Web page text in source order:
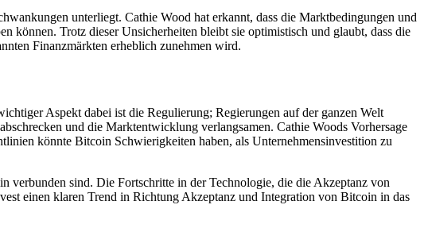
unterliegt. Cathie Wood hat erkannt, dass die Marktbedingungen und
können. Trotz dieser Unsicherheiten bleibt sie optimistisch und glaubt, dass die
Finanzmärkten erheblich zunehmen wird.
Aspekt dabei ist die Regulierung; Regierungen auf der ganzen Welt
und die Marktentwicklung verlangsamen. Cathie Woods Vorhersage
könnte Bitcoin Schwierigkeiten haben, als Unternehmensinvestition zu
sind. Die Fortschritte in der Technologie, die die Akzeptanz von
einen klaren Trend in Richtung Akzeptanz und Integration von Bitcoin in das